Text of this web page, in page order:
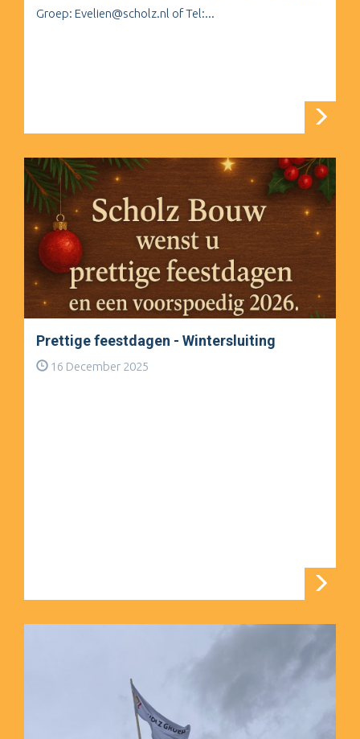
Groep: Evelien@scholz.nl of Tel:...
Prettige feestdagen - Wintersluiting
16 December 2025